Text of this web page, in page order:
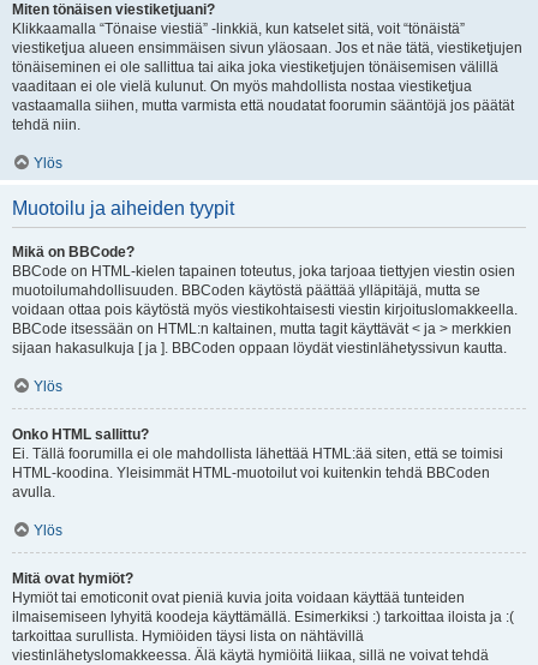
Miten tönäisen viestiketjuani?
Klikkaamalla “Tönaise viestiä” -linkkiä, kun katselet sitä, voit “tönäistä”
viestiketjua alueen ensimmäisen sivun yläosaan. Jos et näe tätä, viestiketjujen
tönäiseminen ei ole sallittua tai aika joka viestiketjujen tönäisemisen välillä
vaaditaan ei ole vielä kulunut. On myös mahdollista nostaa viestiketjua
vastaamalla siihen, mutta varmista että noudatat foorumin sääntöjä jos päätät
tehdä niin.
Ylös
Muotoilu ja aiheiden tyypit
Mikä on BBCode?
BBCode on HTML-kielen tapainen toteutus, joka tarjoaa tiettyjen viestin osien
muotoilumahdollisuuden. BBCoden käytöstä päättää ylläpitäjä, mutta se
voidaan ottaa pois käytöstä myös viestikohtaisesti viestin kirjoituslomakkeella.
BBCode itsessään on HTML:n kaltainen, mutta tagit käyttävät < ja > merkkien
sijaan hakasulkuja [ ja ]. BBCoden oppaan löydät viestinlähetyssivun kautta.
Ylös
Onko HTML sallittu?
Ei. Tällä foorumilla ei ole mahdollista lähettää HTML:ää siten, että se toimisi
HTML-koodina. Yleisimmät HTML-muotoilut voi kuitenkin tehdä BBCoden
avulla.
Ylös
Mitä ovat hymiöt?
Hymiöt tai emoticonit ovat pieniä kuvia joita voidaan käyttää tunteiden
ilmaisemiseen lyhyitä koodeja käyttämällä. Esimerkiksi :) tarkoittaa iloista ja :(
tarkoittaa surullista. Hymiöiden täysi lista on nähtävillä
viestinlähetyslomakkeessa. Älä käytä hymiöitä liikaa, sillä ne voivat tehdä